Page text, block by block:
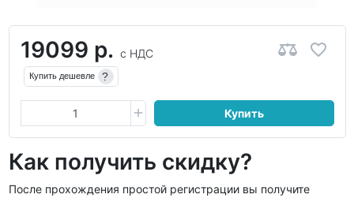
19099 р. с НДС
Купить дешевле ?
Купить
Как получить скидку?
После прохождения простой регистрации вы получите